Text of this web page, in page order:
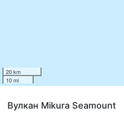
20 km
10 mi
Вулкан Mikura Seamount